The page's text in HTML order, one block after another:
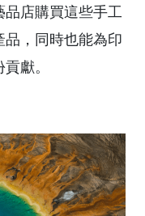
店購買這些手工
，同時也能為印
獻。